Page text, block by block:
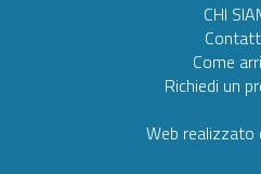
CHI
Come
Richiedi un
Web realizzato